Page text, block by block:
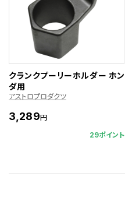
クランクプーリーホルダー ホン
ダ用
アストロプロダクツ
3,289円
29ポイント